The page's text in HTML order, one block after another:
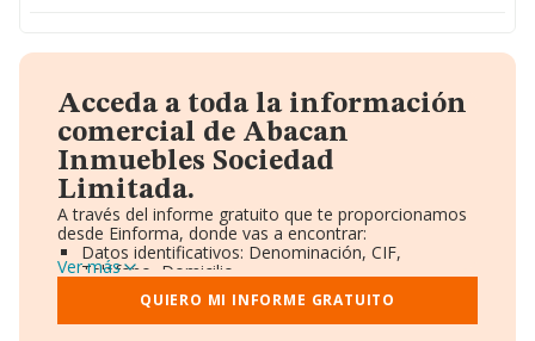
Acceda a toda la información
comercial de Abacan
Inmuebles Sociedad
Limitada.
A través del informe gratuito que te proporcionamos
desde Einforma, donde vas a encontrar:
Datos identificativos: Denominación, CIF,
Teléfono, Domicilio.
Informe Mercantil Completo (BORME).
Gráficos de Evolución Ventas y Empleados.
Consejo de Administración y Administradores.
Ver más
QUIERO MI INFORME GRATUITO